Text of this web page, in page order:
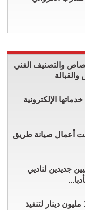
والتصنيف الفني
الإلكترونية
أعمال صيانة طريق
جديدين لناديي
بلدية الرمثا: 1.14 مليون دينار لتنفيذ